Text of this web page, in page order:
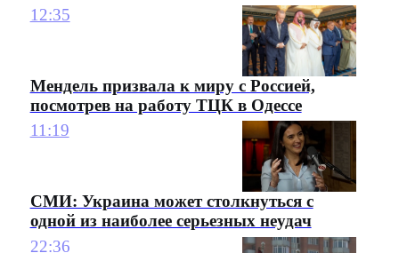
12:35
Мендель призвала к миру с Россией,
посмотрев на работу ТЦК в Одессе
11:19
СМИ: Украина может столкнуться с
одной из наиболее серьезных неудач
22:36